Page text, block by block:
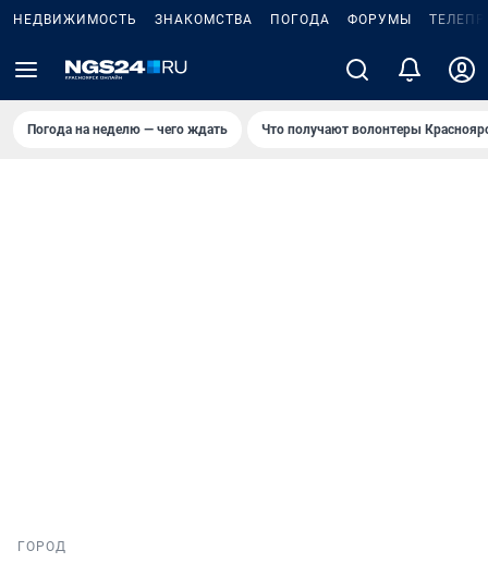
НЕДВИЖИМОСТЬ ЗНАКОМСТВА ПОГОДА ФОРУМЫ
Погода на неделю — чего ждать Что получают волонтеры
ГОРОД